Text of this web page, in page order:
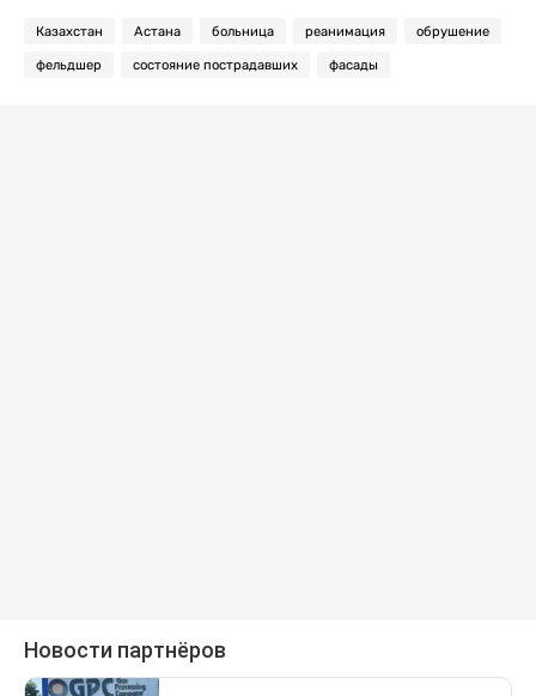
Казахстан Астана больница реанимация обрушение
фельдшер состояние пострадавших фасады